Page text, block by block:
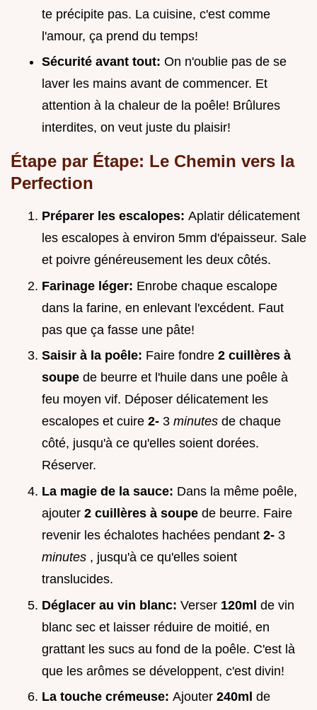
te précipite pas. La cuisine, c'est comme
l'amour, ça prend du temps!
Sécurité avant tout: On n'oublie pas de se
laver les mains avant de commencer. Et
attention à la chaleur de la poêle! Brûlures
interdites, on veut juste du plaisir!
Étape par Étape: Le Chemin vers la
Perfection
Préparer les escalopes: Aplatir délicatement
les escalopes à environ 5mm d'épaisseur. Sale
et poivre généreusement les deux côtés.
Farinage léger: Enrobe chaque escalope
dans la farine, en enlevant l'excédent. Faut
pas que ça fasse une pâte!
Saisir à la poêle: Faire fondre 2 cuillères à
soupe de beurre et l'huile dans une poêle à
feu moyen vif. Déposer délicatement les
escalopes et cuire 2- 3 minutes de chaque
côté, jusqu'à ce qu'elles soient dorées.
Réserver.
La magie de la sauce: Dans la même poêle,
ajouter 2 cuillères à soupe de beurre. Faire
revenir les échalotes hachées pendant 2- 3
minutes , jusqu'à ce qu'elles soient
translucides.
Déglacer au vin blanc: Verser 120ml de vin
blanc sec et laisser réduire de moitié, en
grattant les sucs au fond de la poêle. C'est là
que les arômes se développent, c'est divin!
La touche crémeuse: Ajouter 240ml de